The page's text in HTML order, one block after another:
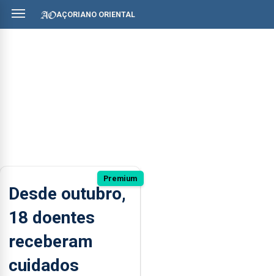
AÇORIANO ORIENTAL
Premium
Desde outubro,
18 doentes
receberam
cuidados